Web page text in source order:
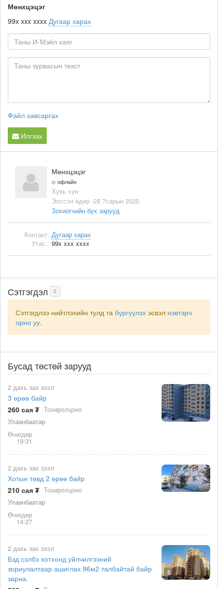
Мөнхцэцэг
99x xxx xxxx Дугаар харах
Файл хавсаргах
Илгээх
Мөнхцэцэг
офлайн
Хувь хүн
Элссэн өдөр -28 7сарын 2025
Зохиогчийн бүх зарууд
Контакт: Дугаар харах
Утас.: 99x xxx xxxx
Сэтгэгдэл 0
Сэтгэгдлээ нийтлэхийн тулд та бүргүүлэх эсвэл нэвтэрч
орно уу.
Бусад төстөй зарууд
2 дахь зах зээл
3 өрөө байр
260 сая ₮ Тохиролцоно
Улаанбаатар
Өчигдөр
19:31
8
2 дахь зах зээл
Хотын төвд 2 өрөө байр
210 сая ₮ Тохиролцоно
Улаанбаатар
Өчигдөр
14:27
5
2 дахь зах зээл
Бзд сэлбэ хотхонд уйлчилгээний
зориулалтаар ашиглах 96м2 талбайтай байр
зарна.